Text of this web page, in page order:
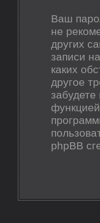
Ваш
не
других
записи
каких
другое
phpBB